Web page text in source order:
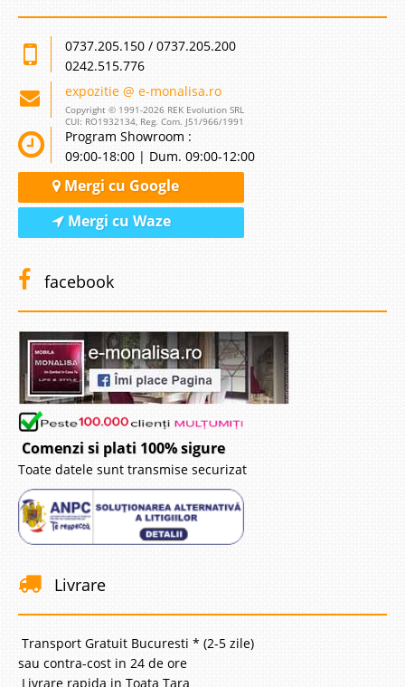
0737.205.150 / 0737.205.200
0242.515.776
expozitie @ e-monalisa.ro
Copyright © 1991-2026 REK Evolution SRL
CUI: RO1932134, Reg. Com. J51/966/1991
Program Showroom :
09:00-18:00 | Dum. 09:00-12:00
Mergi cu Google
Mergi cu Waze
facebook
Comenzi si plati 100% sigure
Toate datele sunt transmise securizat
Livrare
Transport Gratuit Bucuresti * (2-5 zile)
sau contra-cost in 24 de ore
Livrare rapida in Toata Tara